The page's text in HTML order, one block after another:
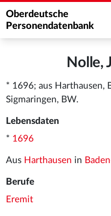
Oberdeutsche
Personendatenbank
Nolle,
* 1696; aus Harthausen,
Sigmaringen, BW.
Lebensdaten
* 1696
Aus Harthausen in
Berufe
Eremit